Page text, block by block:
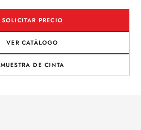
SOLICITAR PRECIO
VER CATÁLOGO
MUESTRA DE CINTA